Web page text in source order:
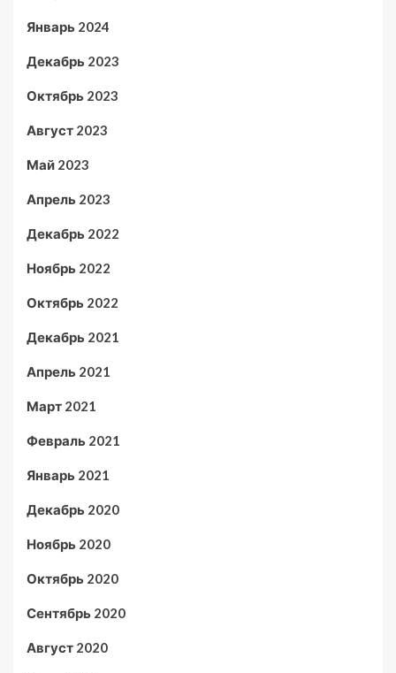
Январь 2024
Декабрь 2023
Октябрь 2023
Август 2023
Май 2023
Апрель 2023
Декабрь 2022
Ноябрь 2022
Октябрь 2022
Декабрь 2021
Апрель 2021
Март 2021
Февраль 2021
Январь 2021
Декабрь 2020
Ноябрь 2020
Октябрь 2020
Сентябрь 2020
Август 2020